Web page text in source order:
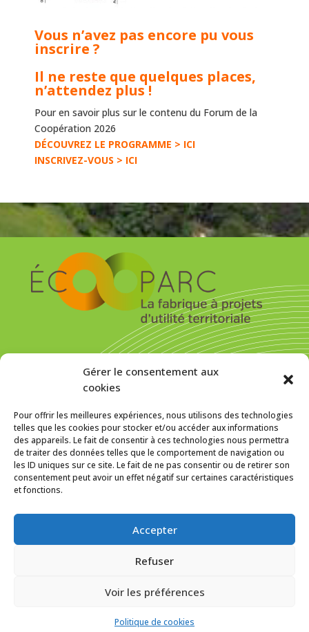
Gérer le consentement aux
cookies
Pour offrir les meilleures expériences, nous utilisons des technologies
telles que les cookies pour stocker et/ou accéder aux informations
des appareils. Le fait de consentir à ces technologies nous permettra
de traiter des données telles que le comportement de navigation ou
les ID uniques sur ce site. Le fait de ne pas consentir ou de retirer son
consentement peut avoir un effet négatif sur certaines caractéristiques
et fonctions.
Accepter
Refuser
Voir les préférences
Politique de cookies
Vous n’avez pas encore pu vous
inscrire ?
Il ne reste que quelques places,
n’attendez plus !
Pour en savoir plus sur le contenu du Forum de la
Coopération 2026
DÉCOUVREZ LE PROGRAMME > ICI
INSCRIVEZ-VOUS > ICI
MENTIONS LÉGALES
Politique de cookies (UE)
SUIVEZ-NOUS SUR : f In
mis à jour parNadège Québaud